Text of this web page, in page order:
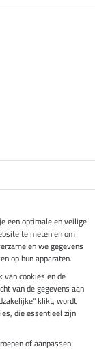
een optimale en veilige
te meten en om
we gegevens
op hun apparaten.
cookies en de
van de gegevens aan
klikt, wordt
die essentieel zijn
of aanpassen.